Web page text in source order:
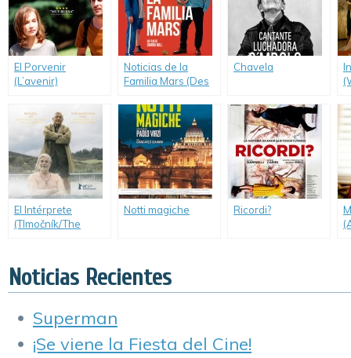
El Porvenir
(L’avenir)
Noticias de la
Familia Mars (Des
Planète Mars)
Chavela
El Intérprete
(Tlmočník/The
Notti magiche Ricordi?
Noticias Recientes
Superman
¡Se viene la Fiesta del Cine!